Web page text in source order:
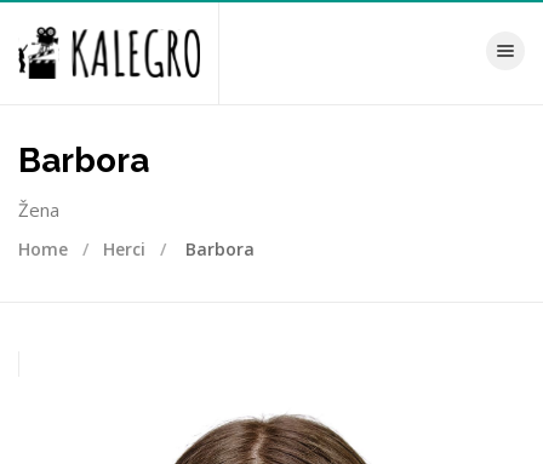
Toggle
Barbora
Žena
Home Herci Barbora